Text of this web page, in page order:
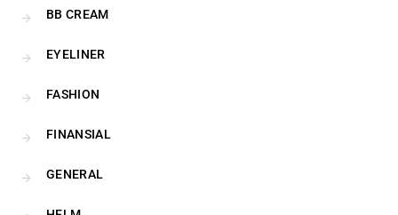
BB CREAM
EYELINER
FASHION
FINANSIAL
GENERAL